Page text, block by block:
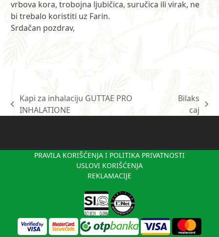
vrbova kora, trobojna ljubičica, suručica ili virak, ne
bi trebalo koristiti uz Farin.
Srdačan pozdrav,
previous
Kapi za inhalaciju GUTTAE PRO
INHALATIONE
Bilaks
caj
PRAVILA KORIŠĆENJA I POLITIKA PRIVATNOSTI
USLOVI KORIŠĆENJA
REKLAMACIJE